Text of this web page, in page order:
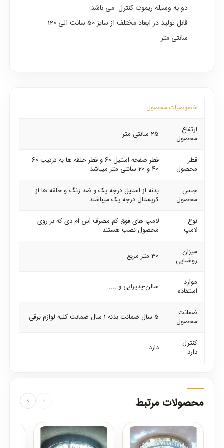
دو به وسیله ریموت کنترل می باشد
قابل تولید در ابعاد مختلف از سایز 50 سانت الی 120
سانتی متر
خصوصیات محصول
ارتفاع
محصول
25 سانتی متر
قطر
محصول
قطر صفحه استیل 60 و قطر حلقه ها به ترتیب 60-
40 و 20 سانتی متر میباشد
جنس
محصول
بدنه از استیل درجه یک و ضد زنگ و حلقه ها از
کریستال درجه یک میباشند
نوع
لامپ
لامپ های فوق کم مصرف اس ام دی که بر روی
محصول نصب هستند
میزان
روشنایی
30 متر مربع
موارد
استفاده
سالن-پذیرایی و ....
ضمانت
محصول
5 سال ضمانت بدنه 1 سال ضمانت کلیه لوازم برقی
کنترل
دارد
دارد
محصولات مرتبط ‹
›